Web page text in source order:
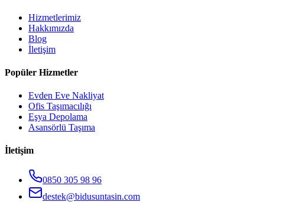
Hizmetlerimiz
Hakkımızda
Blog
İletişim
Popüler Hizmetler
Evden Eve Nakliyat
Ofis Taşımacılığı
Eşya Depolama
Asansörlü Taşıma
İletişim
0850 305 98 96
destek@bidusuntasin.com